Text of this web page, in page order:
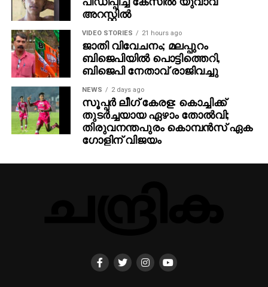
അറസ്റ്റില്‍
VIDEO STORIES 21 hours ago
ജാതി വിവേചനം; മലപ്പുറം
ബിജെപിയില്‍ പൊട്ടിത്തെറി,
ബിജെപി നേതാവ് രാജിവച്ചു
NEWS 2 days ago
സൂപ്പര്‍ ലീഗ് കേരള: കൊച്ചിക്ക്
തുടര്‍ച്ചയായ ഏഴാം തോല്‍വി;
തിരുവനന്തപുരം കൊമ്പന്‍സ് ഏക
ഗോളിന് വിജയം